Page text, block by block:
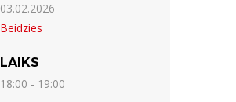
03.02.2026
Beidzies
LAIKS
18:00 - 19:00